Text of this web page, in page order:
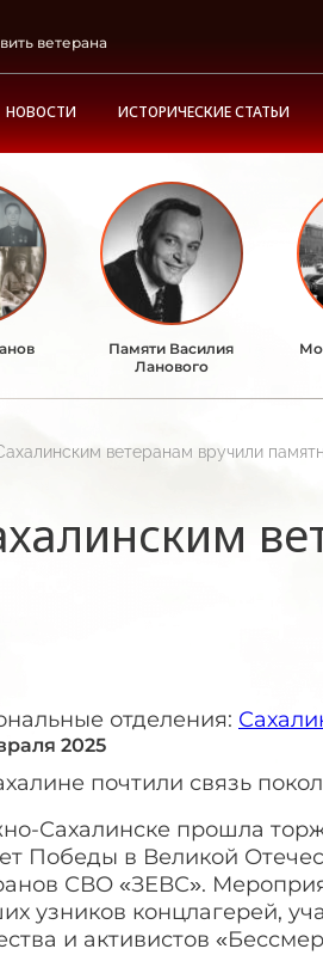
ветерана
НОВОСТИ ИСТОРИЧЕСКИЕ СТАТЬИ
Памяти Василия
Ланового
ветеранам вручили
отделения:
2025
почтили связь
Сахалинске прошла
Победы в Великой
СВО «ЗЕВС».
узников концлагерей,
и активистов